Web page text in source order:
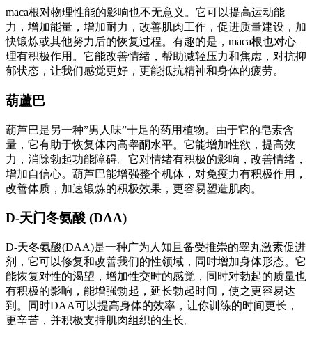
maca根对物理性能的影响也不无意义。它可以提高运动能
力，增加能量，增加耐力，改善肌肉工作，促进质量建设，加
快锻炼或其他努力后的恢复过程。有趣的是，maca根也对心
理有积极作用。它能改善情绪，帮助减轻压力和焦虑，对抗抑
郁状态，让我们感觉更好，更能抵抗精神和身体的疲劳。
葫蘆巴
葫芦巴是另一种”男人味”十足的药用植物。由于它的皂素含
量，它有助于恢复体内高睾酮水平。它能增加性欲，提高效
力，消除勃起功能障碍。它对情绪有积极的影响，改善情绪，
增加自信心。葫芦巴能增强整个机体，对免疫力有积极作用，
改善体质，加速锻炼的积极效果，更容易塑造肌肉。
D-天门冬氨酸 (DAA)
D-天冬氨酸(DAA)是一种广为人知且备受推崇的睾丸激素促进
剂，它可以修复和改善我们的性领域，同时增加身体形态。它
能恢复对性的渴望，增加性交时的感觉，同时对勃起的质量也
有积极的影响，能增强勃起，延长勃起时间，使之更容易达
到。同时DAA可以提高身体的效率，让你训练的时间更长，
更辛苦，并积极支持肌肉组织的生长。